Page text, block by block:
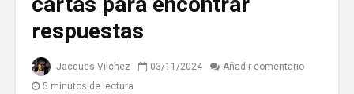
respuestas
Jacques Vilchez 03/11/2024
Añadir comentario
5 minutos de lectura